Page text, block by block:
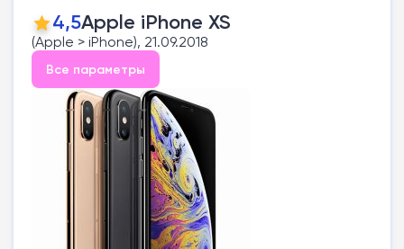
4,5Apple iPhone XS
(Apple > iPhone), 21.09.2018
Все параметры